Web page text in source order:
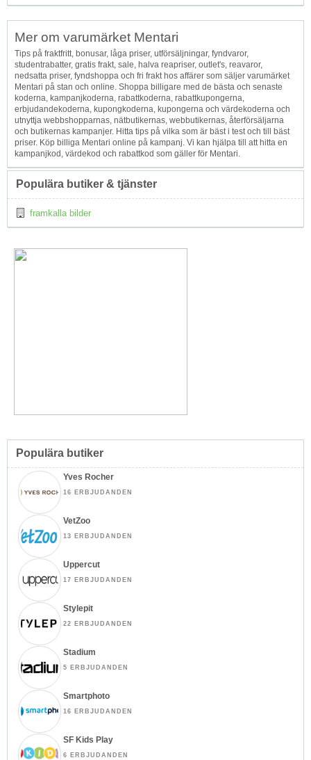
Mer om varumärket Mentari
Tips på fraktfritt, bonusar, låga priser, utförsäljningar, fyndvaror,
studentrabatter, gratis frakt, sale, halva reapriser, outlet's, reavaror,
nedsatta priser, fyndshoppa och fri frakt hos affärer som säljer varumärket
Mentari på stan och online. Shoppa billigare med de bästa och senaste
koderna, kampanjkoderna, rabattkoderna, rabattkupongerna,
erbjudandekoderna, kupongkoderna, kupongerna och värdekoderna och
utnyttja webbshopparnas, nätbutikernas, webbutikernas, återförsäljarna
och butikernas kampanjer. Hitta tips på vilka som är bäst i test och till bäst
priser. Köp billiga Mentari online på kampanj. Vi kan hjälpa till att hitta en
kampanjkod, värdekod och rabattkod som gäller för Mentari.
Populära butiker & tjänster
framkalla bilder
Populära butiker
Yves Rocher
16 ERBJUDANDEN
VetZoo
13 ERBJUDANDEN
Uppercut
17 ERBJUDANDEN
Stylepit
22 ERBJUDANDEN
Stadium
5 ERBJUDANDEN
Smartphoto
16 ERBJUDANDEN
SF Kids Play
6 ERBJUDANDEN